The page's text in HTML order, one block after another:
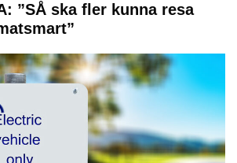
”SÅ ska fler kunna resa